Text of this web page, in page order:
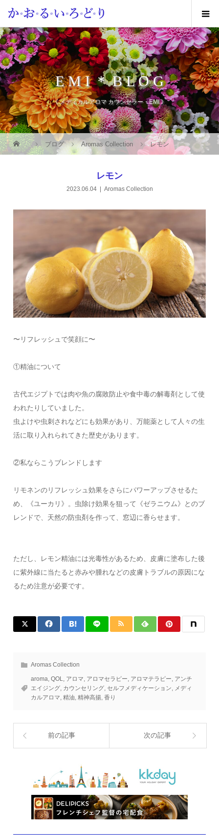
E M I ＊ B L O G
《 メディカルアロマ カウンセラー・EMI 》
ブログ Aromas Collection レモン
レモン
2023.06.04 Aromas Collection
〜リフレッシュで笑顔に〜
①精油について
古代エジプトでは肉や魚の腐敗防止や食中毒の解毒剤として使
われたりしていました。
虫よけや虫刺されなどにも効果があり、万能薬として人々の生
活に取り入れられてきた歴史があります。
②私ならこうブレンドします
リモネンのリフレッシュ効果をさらにパワーアップさせるた
め、《ユーカリ》。虫除け効果を狙って《ゼラニウム》とのブ
レンドで、天然の防虫剤を作って、窓辺に香らせます。
ただし、レモン精油には光毒性があるため、皮膚に塗布した後
に紫外線に当たると赤みや腫れなどの皮膚トラブルの原因にな
るため注意が必要です。
Aromas Collection
aroma,QOL, アロマ, アロマセラピー, アロマテラピー, アンチ
エイジング, カウンセリング, セルフメディケーション, メディ
カルアロマ,精油,精神高揚,香り
前の記事 次の記事